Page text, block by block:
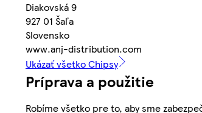
Diakovská 9
927 01 Šaľa
Slovensko
www.anj-distribution.com
Ukázať všetko Chipsy
Príprava a použitie
Robíme všetko pre to, aby sme